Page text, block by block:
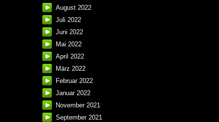
August 2022
Juli 2022
Juni 2022
Mai 2022
April 2022
März 2022
Februar 2022
Januar 2022
November 2021
September 2021